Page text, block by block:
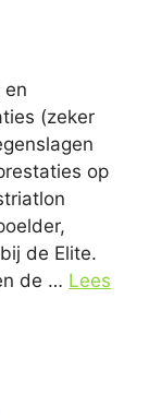
en
(zeker
op
de Elite.
de … Lees